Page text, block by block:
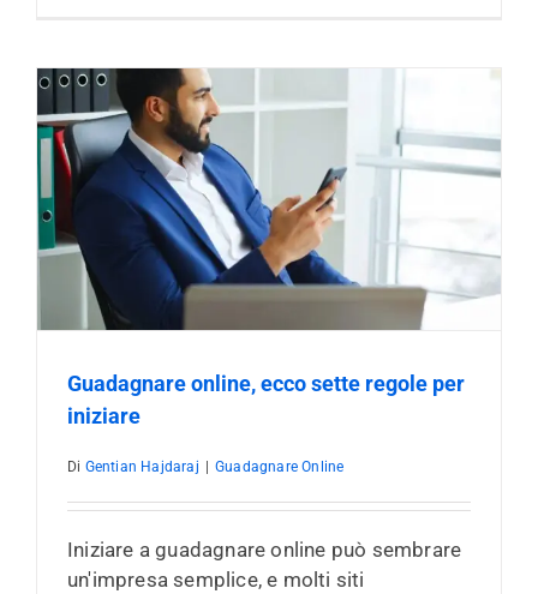
Guadagnare online, ecco sette regole per
iniziare
Di Gentian Hajdaraj | Guadagnare Online
Iniziare a guadagnare online può sembrare
un'impresa semplice, e molti siti